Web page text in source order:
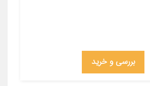
بررسی و خرید